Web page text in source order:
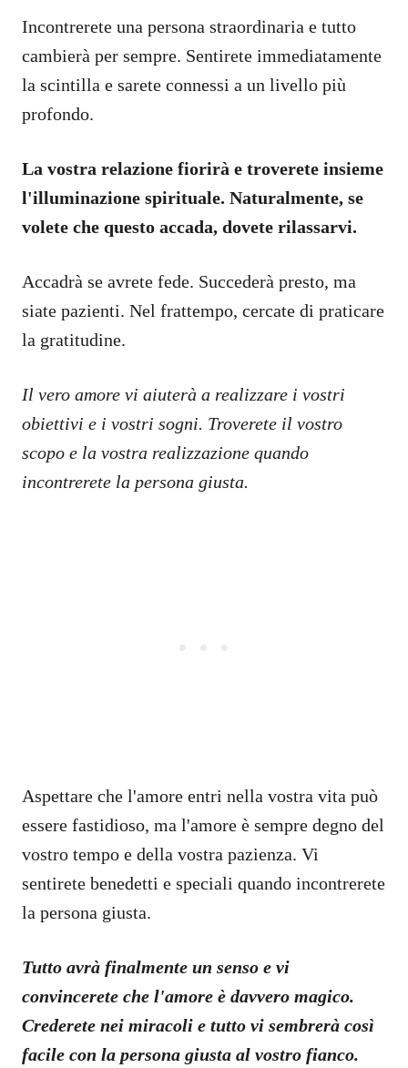
Incontrerete una persona straordinaria e tutto
cambierà per sempre. Sentirete immediatamente
la scintilla e sarete connessi a un livello più
profondo.
La vostra relazione fiorirà e troverete insieme
l'illuminazione spirituale. Naturalmente, se
volete che questo accada, dovete rilassarvi.
Accadrà se avrete fede. Succederà presto, ma
siate pazienti. Nel frattempo, cercate di praticare
la gratitudine.
Il vero amore vi aiuterà a realizzare i vostri
obiettivi e i vostri sogni. Troverete il vostro
scopo e la vostra realizzazione quando
incontrerete la persona giusta.
Aspettare che l'amore entri nella vostra vita può
essere fastidioso, ma l'amore è sempre degno del
vostro tempo e della vostra pazienza. Vi
sentirete benedetti e speciali quando incontrerete
la persona giusta.
Tutto avrà finalmente un senso e vi
convincerete che l'amore è davvero magico.
Crederete nei miracoli e tutto vi sembrerà così
facile con la persona giusta al vostro fianco.